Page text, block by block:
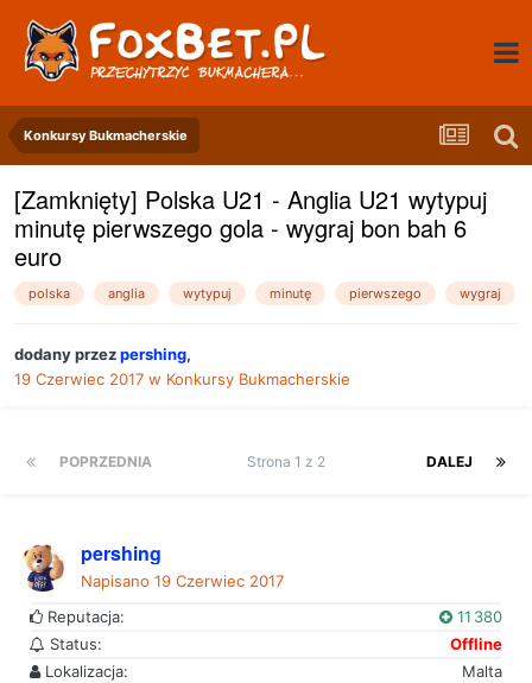
Konkursy Bukmacherskie
[Zamknięty] Polska U21 - Anglia U21 wytypuj
minutę pierwszego gola - wygraj bon bah 6
euro
polska anglia wytypuj minutę pierwszego wygraj
dodany przezpershing,
19 Czerwiec 2017 w Konkursy Bukmacherskie
POPRZEDNIA DALEJ
Strona 1 z 2
pershing
Napisano 19 Czerwiec 2017
Reputacja:
11 380
Status:
Offline
Lokalizacja:
Malta